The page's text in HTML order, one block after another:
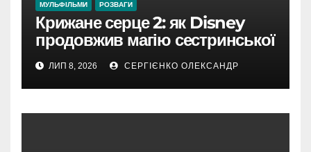
МУЛЬФІЛЬМИ РОЗВАГИ
Крижане серце 2: як Disney
продовжив магію сестринської
любові та відкрив нові
таємниці Аренделла
ЛИП 8, 2026 СЕРГІЄНКО ОЛЕКСАНДР